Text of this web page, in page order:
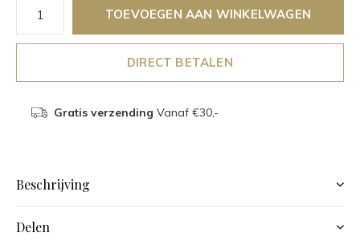
TOEVOEGEN AAN WINKELWAGEN
DIRECT BETALEN
Gratis verzending Vanaf €30,-
Beschrijving
Delen